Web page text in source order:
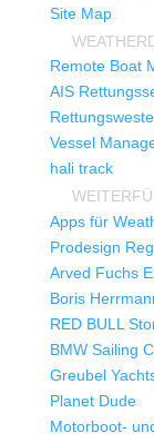
Site Map
Remote Boat
AIS
Vessel
hali track
Apps für
Prodesign
Arved Fuchs
Boris
RED BULL
BMW Sailing
Greubel
Planet Dude
Motorboot-